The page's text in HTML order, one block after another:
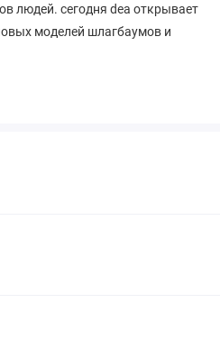
людей. сегодня dea открывает
моделей шлагбаумов и